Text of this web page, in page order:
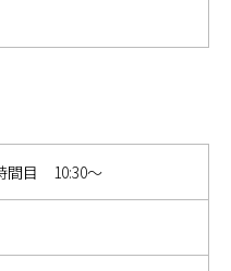
目 10:30～